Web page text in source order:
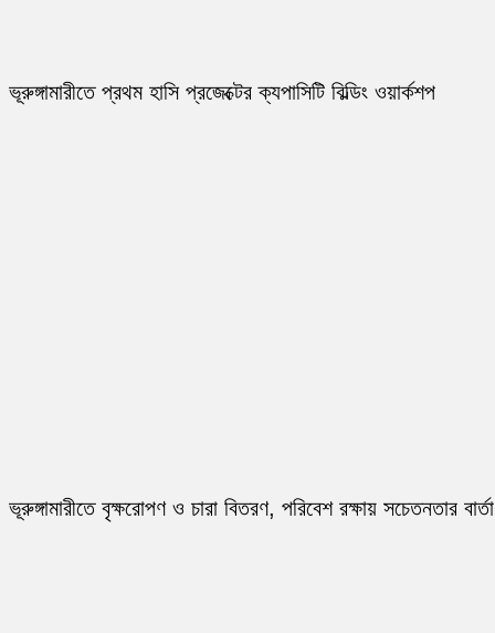
ভূরুঙ্গামারীতে প্রথম হাসি প্রজেক্টের ক্যপাসিটি বিল্ডিং ওয়ার্কশপ
ভূরুঙ্গামারীতে বৃক্ষরোপণ ও চারা বিতরণ, পরিবেশ রক্ষায় সচেতনতার বার্তা